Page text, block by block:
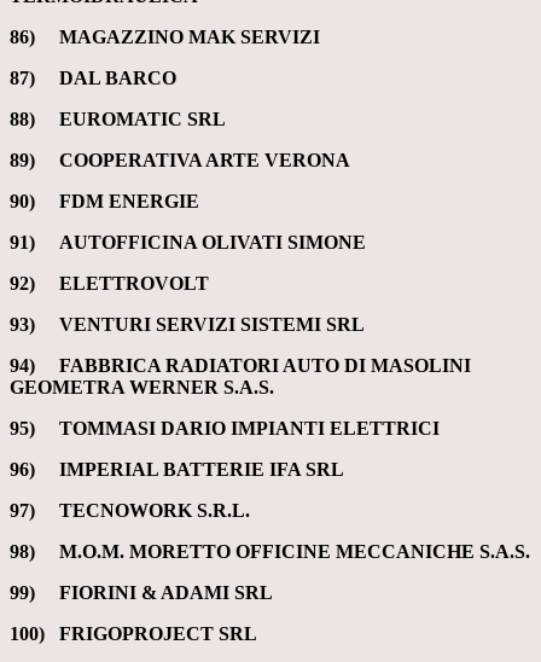
86) MAGAZZINO MAK SERVIZI
87) DAL BARCO
88) EUROMATIC SRL
89) COOPERATIVA ARTE VERONA
90) FDM ENERGIE
91) AUTOFFICINA OLIVATI SIMONE
92) ELETTROVOLT
93) VENTURI SERVIZI SISTEMI SRL
94) FABBRICA RADIATORI AUTO DI MASOLINI
GEOMETRA WERNER S.A.S.
95) TOMMASI DARIO IMPIANTI ELETTRICI
96) IMPERIAL BATTERIE IFA SRL
97) TECNOWORK S.R.L.
98) M.O.M. MORETTO OFFICINE MECCANICHE S.A.S.
99) FIORINI & ADAMI SRL
100) FRIGOPROJECT SRL